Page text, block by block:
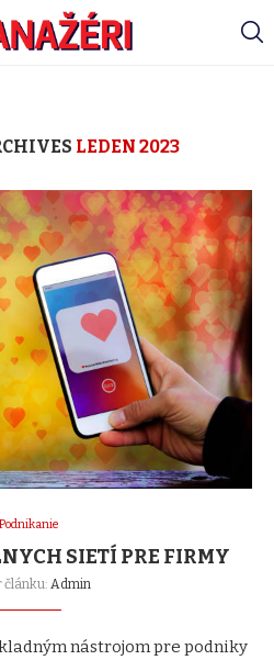
LEDEN 2023
Podnikanie
SIETÍ PRE FIRMY
článku: Admin
nástrojom pre podniky